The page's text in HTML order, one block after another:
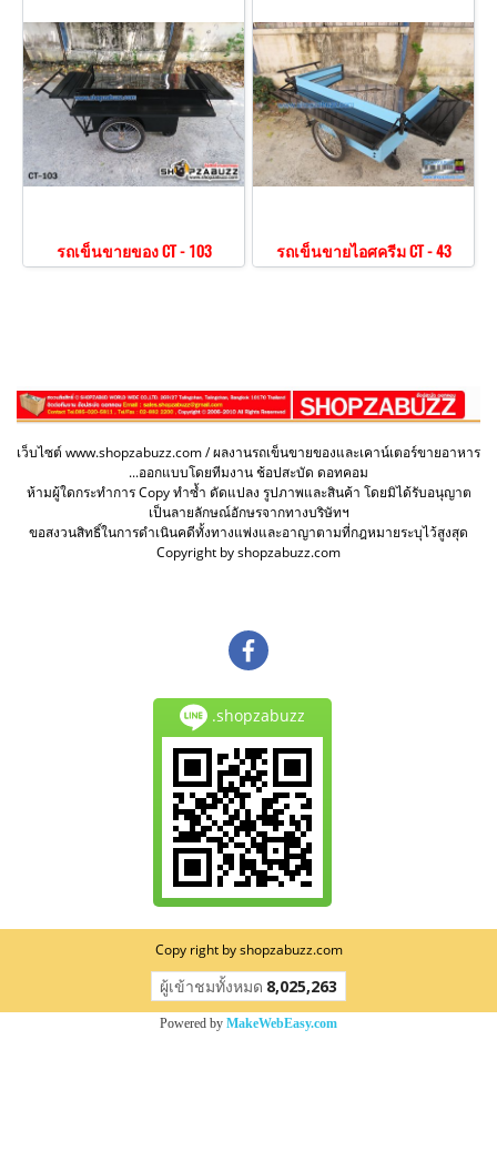
รถเข็นขายของ CT - 103 รถเข็นขายไอศครีม CT - 43
เว็บไซต์ www.shopzabuzz.com / ผลงานรถเข็นขายของและเคาน์เตอร์ขายอาหาร
...ออกแบบโดยทีมงาน ช้อปสะบัด ดอทคอม
ห้ามผู้ใดกระทำการ Copy ทำซ้ำ ดัดแปลง รูปภาพและสินค้า โดยมิได้รับอนุญาต
เป็นลายลักษณ์อักษรจากทางบริษัทฯ
ขอสงวนสิทธิ์ในการดำเนินคดีทั้งทางแพ่งและอาญาตามที่กฎหมายระบุไว้สูงสุด
Copyright by shopzabuzz.com
.shopzabuzz
Copy right by shopzabuzz.com
ผู้เข้าชมวันนี้ 635
Powered by MakeWebEasy.com